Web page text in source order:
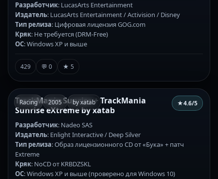
Разработчик: LucasArts Entertainment
Издатель: LucasArts Entertainment / Activision / Disney
Тип релиза: Цифровая лицензия GOG.com
Кряк: Не требуется (DRM-Free)
ОС: Windows XP и выше
429 💬 0 ★ 5
Racing 2005 by xatab
TrackMania Sunrise + TrackMania
Sunrise eXtreme by xatab
★4.6/5
Разработчик: Nadeo SAS
Издатель: Enlight Interactive / Deep Silver
Тип релиза: Образ лицензионного CD от «Бука» + патч
Extreme
Кряк: NoCD от KRBDZSKL
ОС: Windows XP и выше (проверено для Windows 10)